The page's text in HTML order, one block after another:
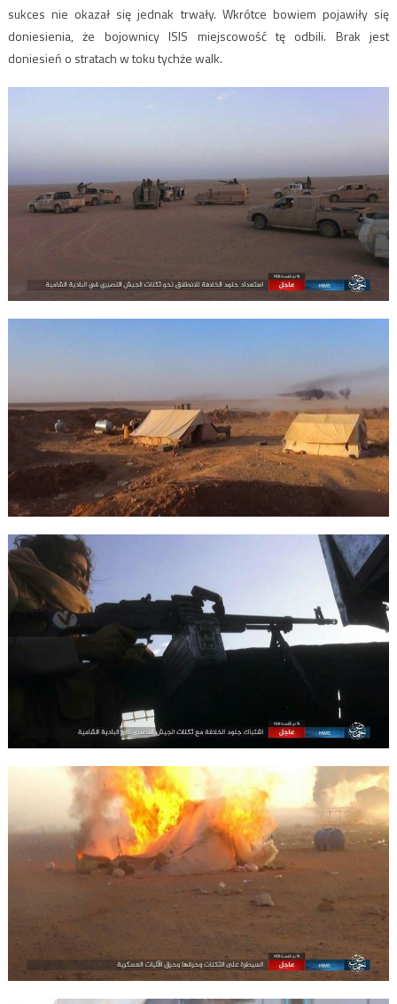
sukces nie okazał się jednak trwały. Wkrótce bowiem pojawiły się
doniesienia, że bojownicy ISIS miejscowość tę odbili. Brak jest
doniesień o stratach w toku tychże walk.